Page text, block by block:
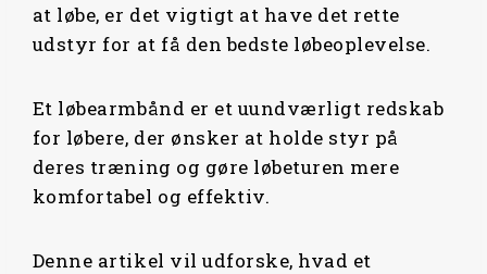
at løbe, er det vigtigt at have det rette
udstyr for at få den bedste løbeoplevelse.
Et løbearmbånd er et uundværligt redskab
for løbere, der ønsker at holde styr på
deres træning og gøre løbeturen mere
komfortabel og effektiv.
Denne artikel vil udforske, hvad et